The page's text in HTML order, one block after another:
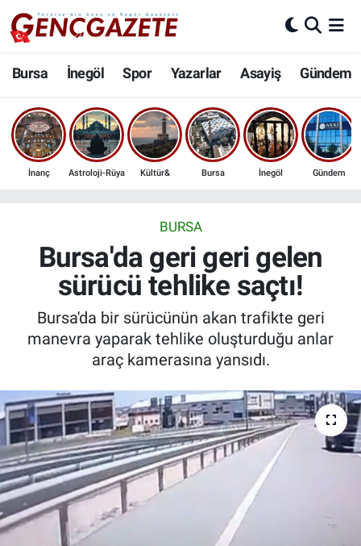
Bursa İnegöl Spor Yazarlar Asayiş Gündem
İnanç Astroloji-Rüya Kültür& Bursa İnegöl Gündem
BURSA
Bursa'da geri geri gelen
sürücü tehlike saçtı!
Bursa'da bir sürücünün akan trafikte geri
manevra yaparak tehlike oluşturduğu anlar
araç kamerasına yansıdı.
Bursa
İnegöl
3.SAYFA
Ekonomi
Güncel
İnanç
Kadın & Aile
Kültür & Sanat
Sağlık
Siyaset
Nöbetçi Eczaneler
Hava Durumu
Trafik Durumu
Son Dakika Haberleri
Haber Arşivi